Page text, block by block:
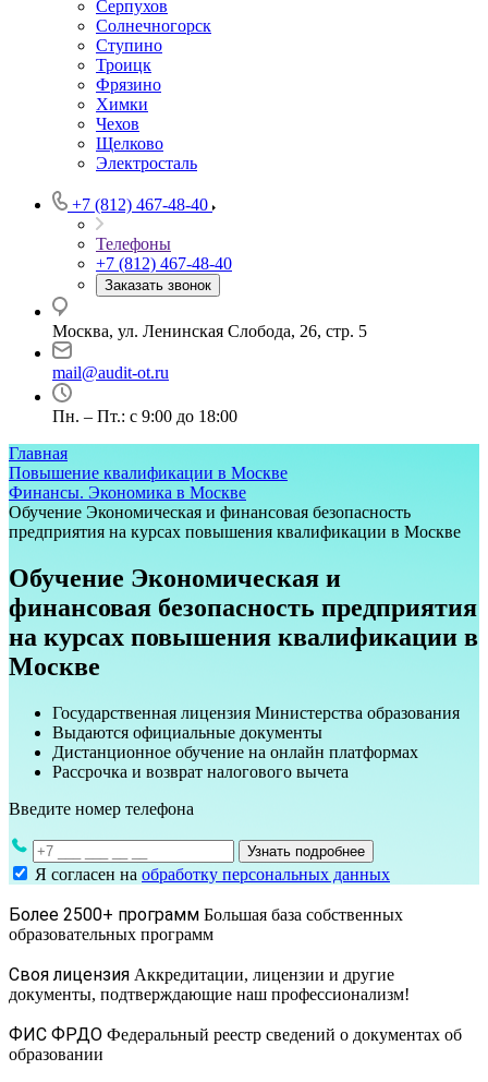
Серпухов
Солнечногорск
Ступино
Троицк
Фрязино
Химки
Чехов
Щелково
Электросталь
+7 (812) 467-48-40
Телефоны
+7 (812) 467-48-40
Заказать звонок
Москва, ул. Ленинская Слобода, 26, стр. 5
mail@audit-ot.ru
Пн. – Пт.: с 9:00 до 18:00
Главная
Повышение квалификации в Москве
Финансы. Экономика в Москве
Обучение Экономическая и финансовая безопасность
предприятия на курсах повышения квалификации в Москве
Обучение Экономическая и
финансовая безопасность предприятия
на курсах повышения квалификации в
Москве
Государственная лицензия Министерства образования
Выдаются официальные документы
Дистанционное обучение на онлайн платформах
Рассрочка и возврат налогового вычета
Введите номер телефона
Узнать подробнее
Я согласен на обработку персональных данных
Более 2500+ программ Большая база собственных
образовательных программ
Своя лицензия Аккредитации, лицензии и другие
документы, подтверждающие наш профессионализм!
ФИС ФРДО Федеральный реестр сведений о документах об
образовании